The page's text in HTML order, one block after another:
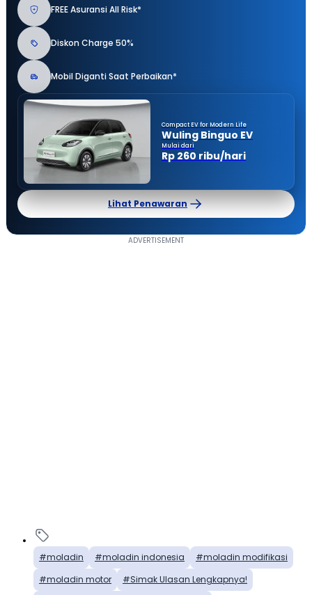
FREE Asuransi All Risk*
Diskon Charge 50%
Mobil Diganti Saat Perbaikan*
Compact EV for Modern Life
Wuling Binguo EV
Mulai dari
Rp 260 ribu/hari
Lihat Penawaran
moladin moladin indonesia
moladin modifikasi
moladin motor
Simak Ulasan Lengkapnya!